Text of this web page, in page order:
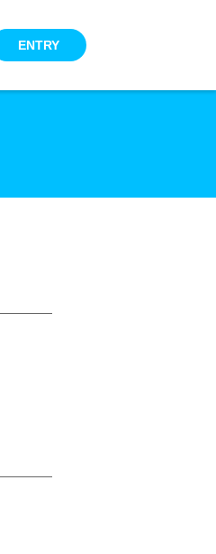
ENTRY